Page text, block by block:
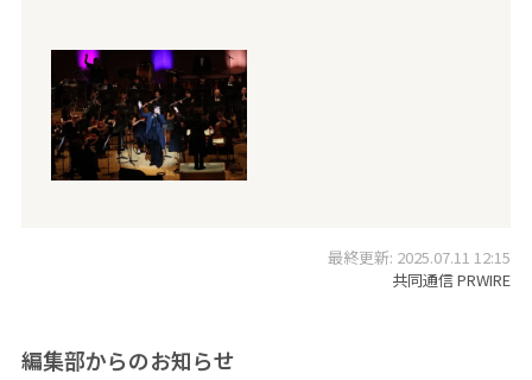
最終更新: 2025.07.11 12:15
共同通信 PRWIRE
編集部からのお知らせ